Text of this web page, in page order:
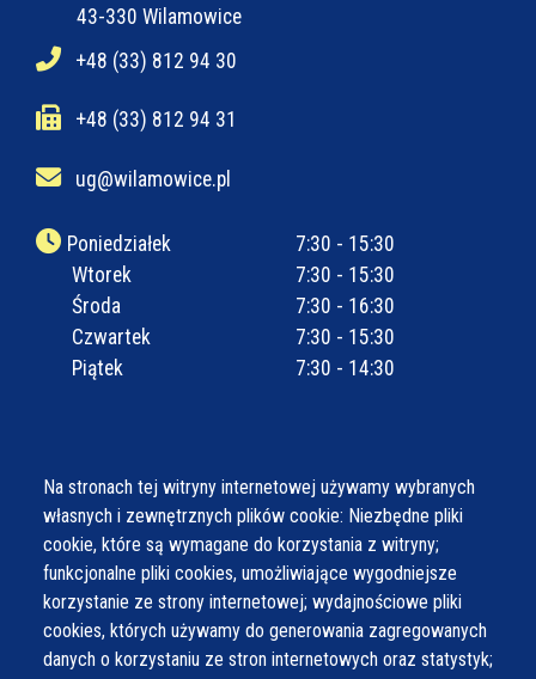
Na stronach tej witryny internetowej używamy wybranych
własnych i zewnętrznych plików cookie: Niezbędne pliki
cookie, które są wymagane do korzystania z witryny;
funkcjonalne pliki cookies, umożliwiające wygodniejsze
korzystanie ze strony internetowej; wydajnościowe pliki
cookies, których używamy do generowania zagregowanych
danych o korzystaniu ze stron internetowych oraz statystyk;
43-330 Wilamowice
+48 (33) 812 94 30
+48 (33) 812 94 31
ug@wilamowice.pl
Poniedziałek
7:30 - 15:30
Wtorek
7:30 - 15:30
Środa
7:30 - 16:30
Czwartek
7:30 - 15:30
Piątek
7:30 - 14:30